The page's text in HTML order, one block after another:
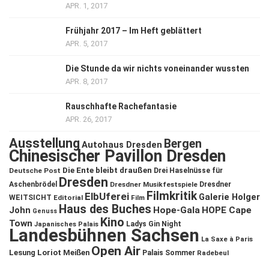
APR. 1, 2017
Frühjahr 2017 – Im Heft geblättert
APR. 5, 2017
Die Stunde da wir nichts voneinander wussten
APR. 8, 2017
Rauschhafte Rachefantasie
APR. 26, 2017
Ausstellung Autohaus Dresden Bergen
Chinesischer Pavillon Dresden
Deutsche Post Die Ente bleibt draußen Drei Haselnüsse für
Aschenbrödel
Dresden Dresdner Musikfestspiele Dresdner
WEITSICHT Editorial ElbUferei Film Filmkritik Galerie Holger
John Genuss Haus des Buches Hope-Gala HOPE Cape
Town Japanisches Palais Kino Ladys Gin Night
Landesbühnen Sachsen La Saxe à Paris
Lesung Loriot Meißen Open Air Palais Sommer Radebeul